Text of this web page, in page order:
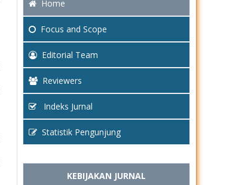
Home
Focus and Scope
Editorial Team
Reviewers
Indeks Jurnal
Statistik Pengunjung
KEBIJAKAN JURNAL